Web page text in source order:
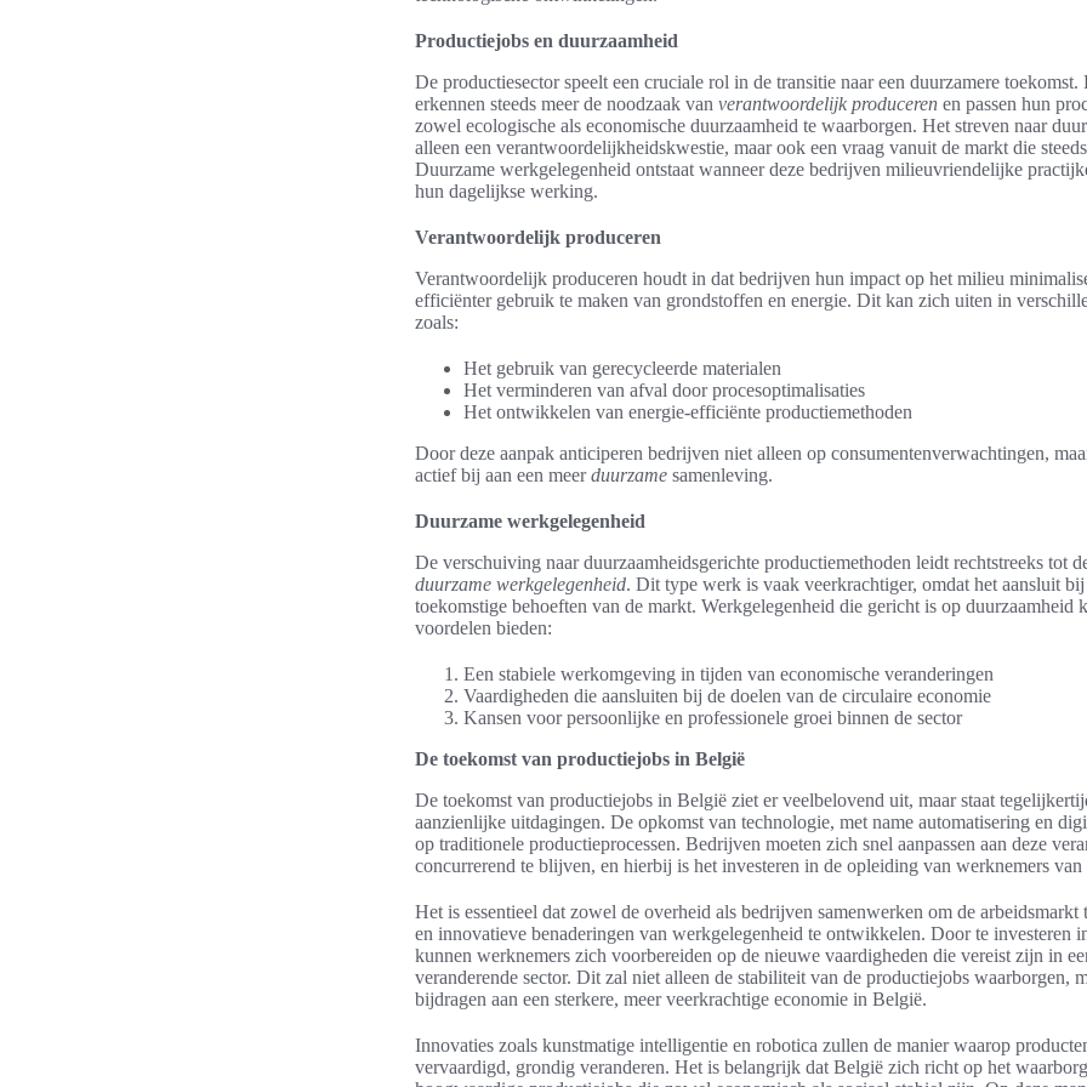
Productiejobs en duurzaamheid
De productiesector speelt een cruciale rol in de transitie naar een duurzamere
erkennen steeds meer de noodzaak van verantwoordelijk produceren en passen hun
zowel ecologische als economische duurzaamheid te waarborgen. Het streven naar
alleen een verantwoordelijkheidskwestie, maar ook een vraag vanuit de markt die
Duurzame werkgelegenheid ontstaat wanneer deze bedrijven milieuvriendelijke
hun dagelijkse werking.
Verantwoordelijk produceren
Verantwoordelijk produceren houdt in dat bedrijven hun impact op het milieu
efficiënter gebruik te maken van grondstoffen en energie. Dit kan zich uiten in
zoals:
Het gebruik van gerecycleerde materialen
Het verminderen van afval door procesoptimalisaties
Het ontwikkelen van energie-efficiënte productiemethoden
Door deze aanpak anticiperen bedrijven niet alleen op consumentenverwachtingen,
actief bij aan een meerduurzame samenleving.
Duurzame werkgelegenheid
De verschuiving naar duurzaamheidsgerichte productiemethoden leidt rechtstreeks tot
duurzame werkgelegenheid. Dit type werk is vaak veerkrachtiger, omdat het aansluit
toekomstige behoeften van de markt. Werkgelegenheid die gericht is op duurzaamheid
voordelen bieden:
Een stabiele werkomgeving in tijden van economische veranderingen
Vaardigheden die aansluiten bij de doelen van de circulaire economie
Kansen voor persoonlijke en professionele groei binnen de sector
De toekomst van productiejobs in België
De toekomst van productiejobs in België ziet er veelbelovend uit, maar staat
aanzienlijke uitdagingen. De opkomst van technologie, met name automatisering en
op traditionele productieprocessen. Bedrijven moeten zich snel aanpassen aan deze
concurrerend te blijven, en hierbij is het investeren in de opleiding van werknemers
Het is essentieel dat zowel de overheid als bedrijven samenwerken om de arbeidsmarkt
en innovatieve benaderingen van werkgelegenheid te ontwikkelen. Door te investeren
kunnen werknemers zich voorbereiden op de nieuwe vaardigheden die vereist zijn in
veranderende sector. Dit zal niet alleen de stabiliteit van de productiejobs waarborgen,
bijdragen aan een sterkere, meer veerkrachtige economie in België.
Innovaties zoals kunstmatige intelligentie en robotica zullen de manier waarop
vervaardigd, grondig veranderen. Het is belangrijk dat België zich richt op het